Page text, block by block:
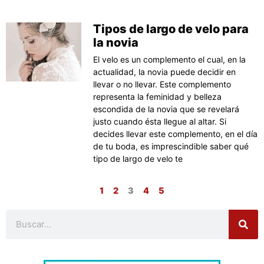
Tipos de largo de velo para
la novia
El velo es un complemento el cual, en la
actualidad, la novia puede decidir en
llevar o no llevar. Este complemento
representa la feminidad y belleza
escondida de la novia que se revelará
justo cuando ésta llegue al altar. Si
decides llevar este complemento, en el día
de tu boda, es imprescindible saber qué
tipo de largo de velo te
1 2 3 4 5